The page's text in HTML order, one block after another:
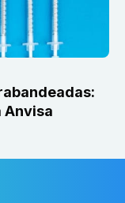
Anvisa